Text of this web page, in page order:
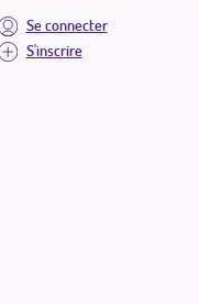
Se connecter
S'inscrire